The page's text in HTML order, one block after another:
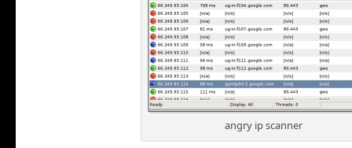
angry ip scanner